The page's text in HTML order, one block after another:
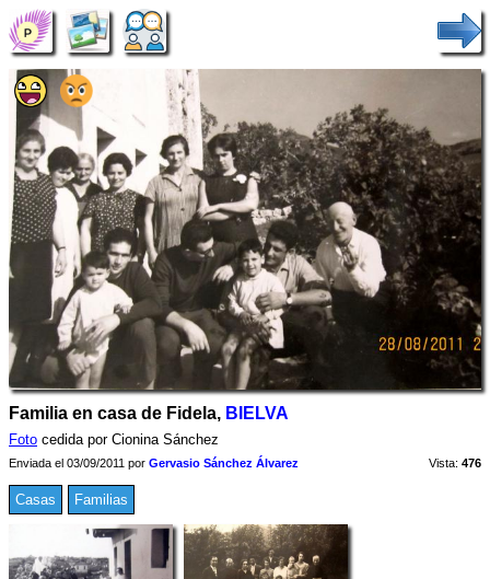
Familia en casa de Fidela, BIELVA
Foto cedida por Cionina Sánchez
Enviada el 03/09/2011 por Gervasio Sánchez Álvarez Vista: 476
Casas Familias